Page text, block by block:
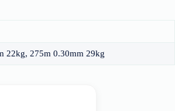
22kg, 275m 0.30mm 29kg